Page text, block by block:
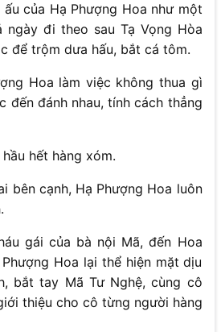
của Hạ Phượng Hoa như một
ngày đi theo sau Tạ Vọng Hòa
để trộm dưa hấu, bắt cá tôm.
Hoa làm việc không thua gì
đến đánh nhau, tính cách thẳng
hết hàng xóm.
bên cạnh, Hạ Phượng Hoa luôn
gái của bà nội Mã, đến Hoa
Hoa lại thể hiện mặt dịu
bắt tay Mã Tư Nghệ, cùng cô
thiệu cho cô từng người hàng